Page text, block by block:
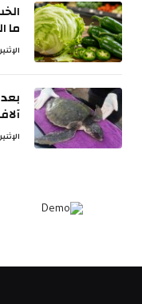
ما
الإثنين 10 أغسطس
الإثنين 10 أغسطس